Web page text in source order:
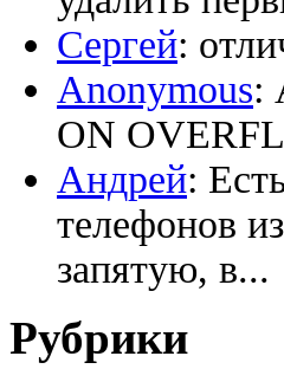
Сергей:
Anonymous:
ON
Андрей:
телефонов
запятую, в...
Рубрики